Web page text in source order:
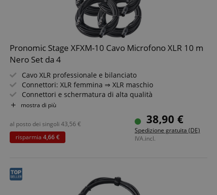
Pronomic Stage XFXM-10 Cavo Microfono XLR 10 m
Nero Set da 4
Cavo XLR professionale e bilanciato
Connettori: XLR femmina ⇒ XLR maschio
Connettori e schermatura di alta qualità
Lunghezza: 10m
Inclusa fascia a strappo
4 pezzi nel set
mostra di più
38,90 €
Spedizione gratuita (DE)
IVA.incl.
al posto dei singoli 43,56 €
risparmia 4,66 €